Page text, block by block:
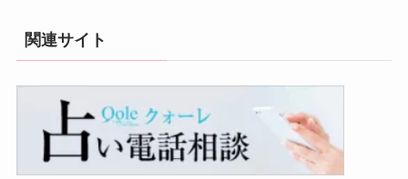
関連サイト